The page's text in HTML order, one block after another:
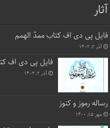
آثار
فایل پی دی اف کتاب ممدّ الهمم
آذر ۲, ۱۴۰۲
فایل پی دی اف
آذر ۲, ۱۴۰۲
رساله رموز و کنوز
مهر ۱۵, ۱۴۰۰